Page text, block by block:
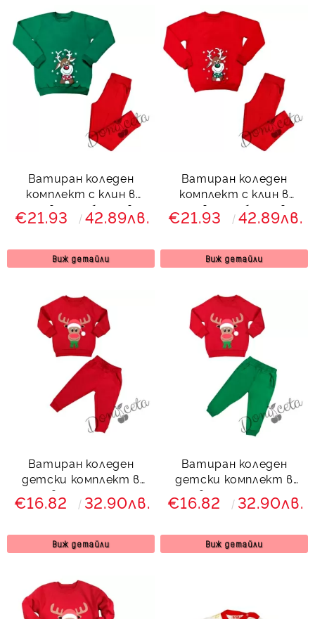
Ватиран коледен
комплект с клин в
червено с блуза в
зелено с елен
€21.93 42.89лв.
Виж детайли
Ватиран коледен
комплект с клин в
червено с блуза в
червено с елен
€21.93 42.89лв.
Виж детайли
Ватиран коледен
детски комплект в
червено с еленче
8544663
€16.82 32.90лв.
Виж детайли
Ватиран коледен
детски комплект в
червено и зелено с
еленче 857773
€16.82 32.90лв.
Виж детайли